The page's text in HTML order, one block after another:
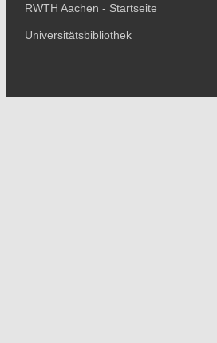
RWTH Aachen - Startseite
Universitätsbibliothek